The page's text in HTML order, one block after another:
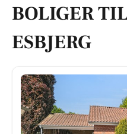
BOLIGER
ESBJERG